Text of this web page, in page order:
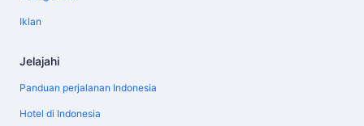
Iklan
Jelajahi
Panduan perjalanan Indonesia
Hotel di Indonesia